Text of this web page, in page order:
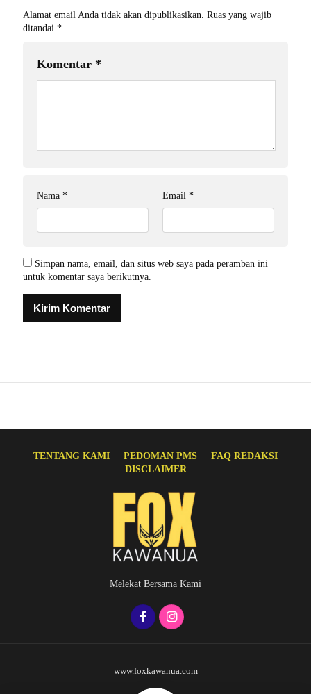
Alamat email Anda tidak akan dipublikasikan. Ruas yang wajib
ditandai *
Komentar *
Nama * Email *
Simpan nama, email, dan situs web saya pada peramban ini
untuk komentar saya berikutnya.
TENTANG KAMI PEDOMAN PMS
FAQ REDAKSI
DISCLAIMER
Melekat Bersama Kami
www.foxkawanua.com